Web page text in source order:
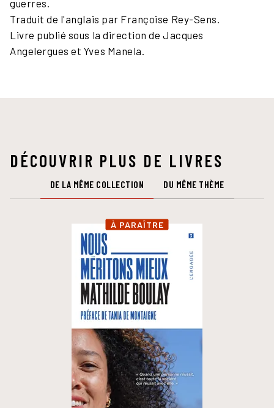
guerres.
Traduit de l'anglais par Françoise Rey-Sens.
Livre publié sous la direction de Jacques
Angelergues et Yves Manela.
DÉCOUVRIR PLUS DE LIVRES
DE LA MÊME COLLECTION DU MÊME THÈME
À PARAÎTRE